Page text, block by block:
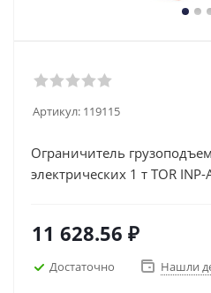
Артикул: 119115
Ограничитель
электрических 1 т TOR
11 628.56 ₽
Достаточно Нашли